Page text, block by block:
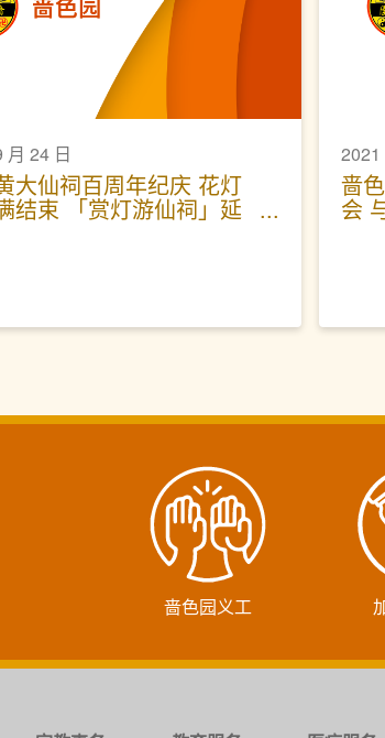
月 24 日
大仙祠百周年纪庆 花灯
结束 「赏灯游仙祠」延
2021
啬
会
啬色园义工